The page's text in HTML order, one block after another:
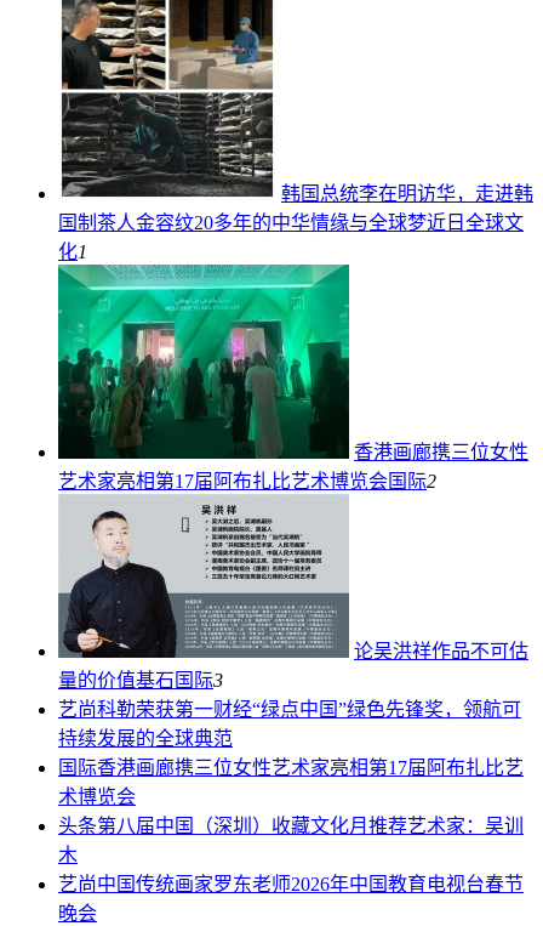
韩国总统李在明访华，走进韩
国制茶人金容纹20多年的中华情缘与全球梦近日 全球文
化1
香港画廊携三位女性
艺术家亮相第17届阿布扎比艺术博览会国际2
论吴洪祥作品不可估
量的价值基石 国际3
艺尚科勒荣获第一财经“绿点中国”绿色先锋奖，领航可
持续发展的全球典范
国际香港画廊携三位女性艺术家亮相第17届阿布扎比艺
术博览会
头条第八届中国（深圳）收藏文化月推荐艺术家：吴训
木
艺尚中国传统画家罗东老师2026年中国教育电视台春节
晚会